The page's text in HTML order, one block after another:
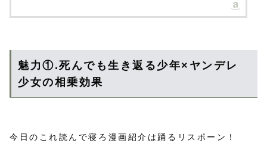
魅力①.死んでも生き返る少年×ヤンデレ
少女の相乗効果
今日のこれ読んで寝ろ漫画紹介は踊るリスポーン！